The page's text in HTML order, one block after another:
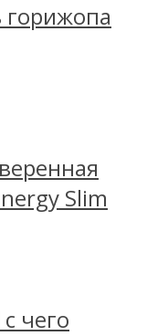
Slim
чего